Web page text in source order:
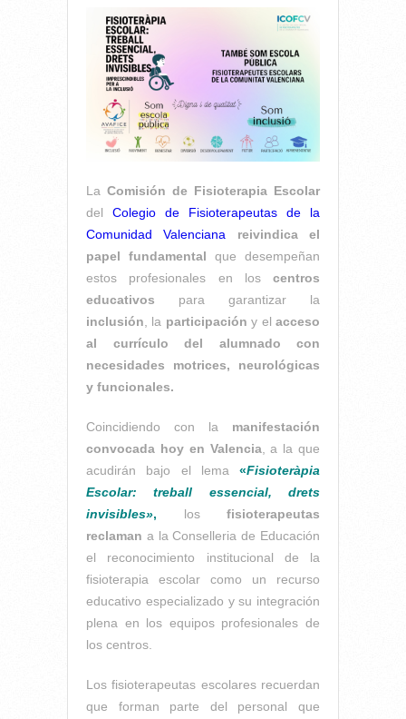
La Comisión de Fisioterapia Escolar
del Colegio de Fisioterapeutas de la
Comunidad Valenciana reivindica el
papel fundamental que desempeñan
estos profesionales en los centros
educativos para garantizar la
inclusión , la participación y elacceso
al currículo del alumnado con
necesidades motrices, neurológicas
y funcionales.
Coincidiendo con la manifestación
convocada hoy en Valencia, a la que
acudirán bajo el lema «Fisioteràpia
Escolar: treball essencial, drets
invisibles», los fisioterapeutas
reclaman a la Conselleria de Educación
el reconocimiento institucional de la
fisioterapia escolar como un recurso
educativo especializado y su integración
plena en los equipos profesionales de
los centros.
Los fisioterapeutas escolares recuerdan
que forman parte del personal que